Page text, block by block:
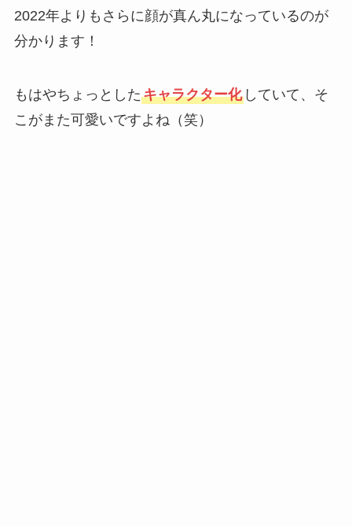
2022年よりもさらに顔が真ん丸になっているのが
分かります！
もはやちょっとしたキャラクター化していて、そ
こがまた可愛いですよね（笑）